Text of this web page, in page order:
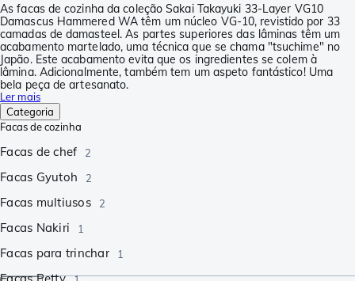
As facas de cozinha da coleção Sakai Takayuki 33-Layer VG10
Damascus Hammered WA têm um núcleo VG-10, revistido por 33
camadas de damasteel. As partes superiores das lâminas têm um
acabamento martelado, uma técnica que se chama "tsuchime" no
Japão. Este acabamento evita que os ingredientes se colem à
lâmina. Adicionalmente, também tem um aspeto fantástico! Uma
bela peça de artesanato.
Ler mais
Categoria
Facas de cozinha
Facas de chef 2
Facas Gyutoh 2
Facas multiusos 2
Facas Nakiri 1
Facas para trinchar 1